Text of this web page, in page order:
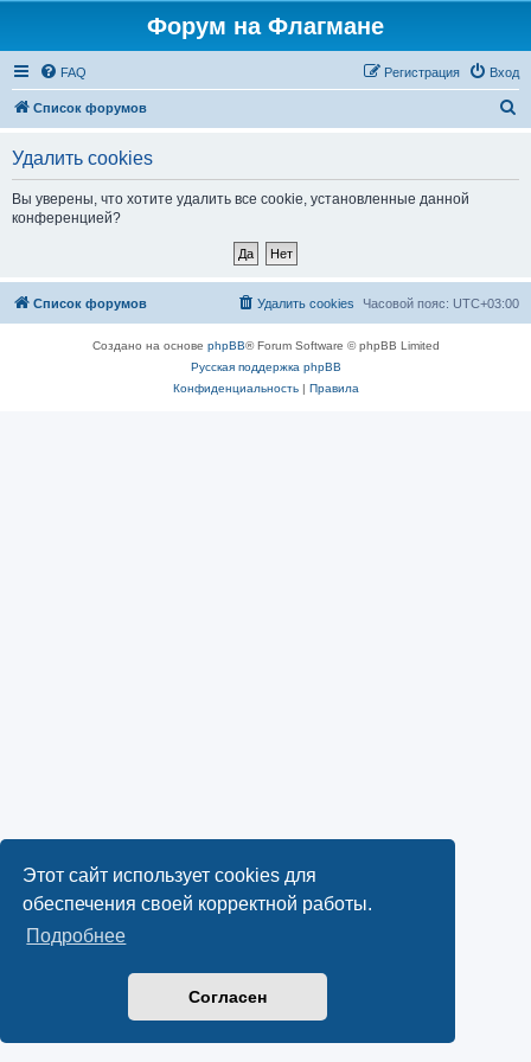
Этот сайт использует cookies для
обеспечения своей корректной работы.
Подробнее
Согласен
Форум на Флагмане
FAQ Вход
Регистрация
Список форумов
Удалить cookies
Вы уверены, что хотите удалить все cookie, установленные данной
конференцией?
Список форумов Часовой пояс: UTC+03:00
Удалить cookies
Создано на основе phpBB® Forum Software © phpBB Limited
Русская поддержка phpBB
Конфиденциальность| Правила